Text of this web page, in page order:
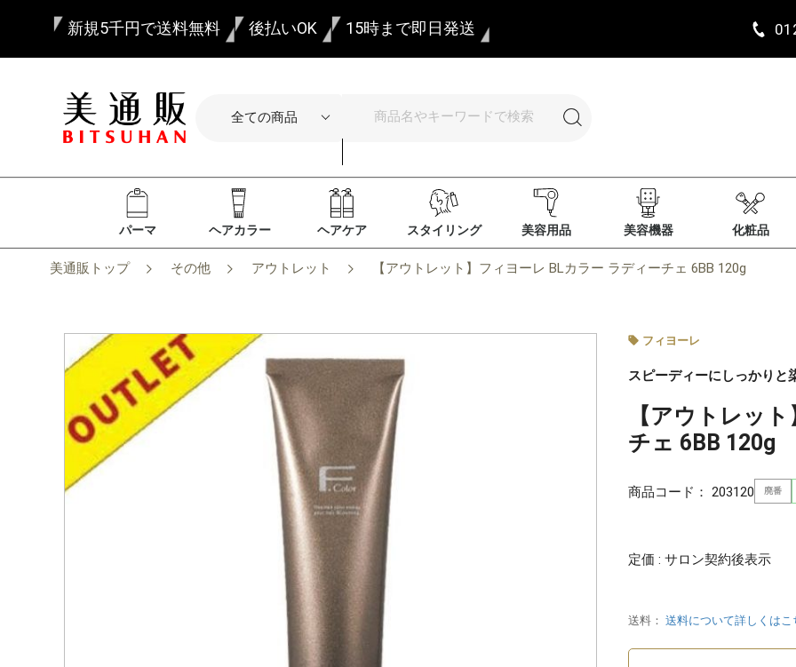
新規5千円で送料無料 後払いOK 15時まで即日発送
パーマ ヘアカラー ヘアケア スタイリング 美容用品 美容機器 化粧品
美通販トップ その他 アウトレット 【アウトレット】フィヨーレ BLカラー ラディーチェ 6BB 120g
フィヨーレ
スピーディーにしっかりと
【アウトレッ
チェ 6BB 120g
商品コード： 203120 廃番
定価 : サロン契約後表示
送料： 送料について詳しくはこ